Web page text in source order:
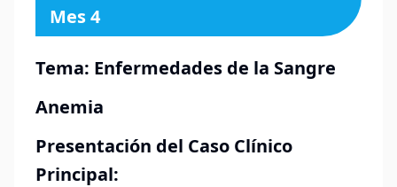
Mes 4
Tema: Enfermedades de la Sangre
Anemia
Presentación del Caso Clínico
Principal: